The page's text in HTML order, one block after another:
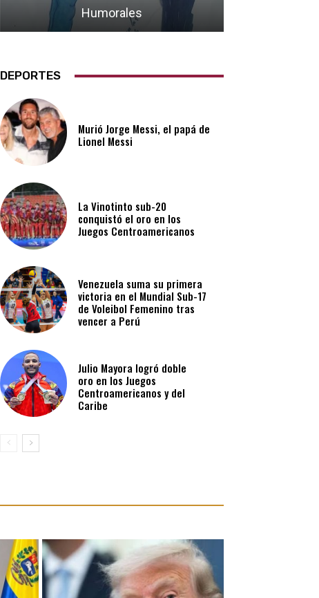
Humorales
DEPORTES
Murió Jorge Messi, el papá de
Lionel Messi
La Vinotinto sub-20
conquistó el oro en los
Juegos Centroamericanos
Venezuela suma su primera
victoria en el Mundial Sub-17
de Voleibol Femenino tras
vencer a Perú
Julio Mayora logró doble
oro en los Juegos
Centroamericanos y del
Caribe